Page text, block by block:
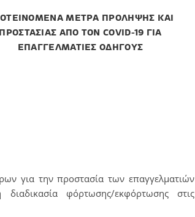
ΜΕΤΡΑ ΠΡΟΛΗΨΗΣ ΚΑΙ
ΠΡΟΣΤΑΣΙΑΣ ΑΠΟ ΤΟΝ COVID-19 ΓΙΑ
ΕΠΑΓΓΕΛΜΑΤΙΕΣ ΟΔΗΓΟΥΣ
για την προστασία των επαγγελματιών
φόρτωσης/εκφόρτωσης στις